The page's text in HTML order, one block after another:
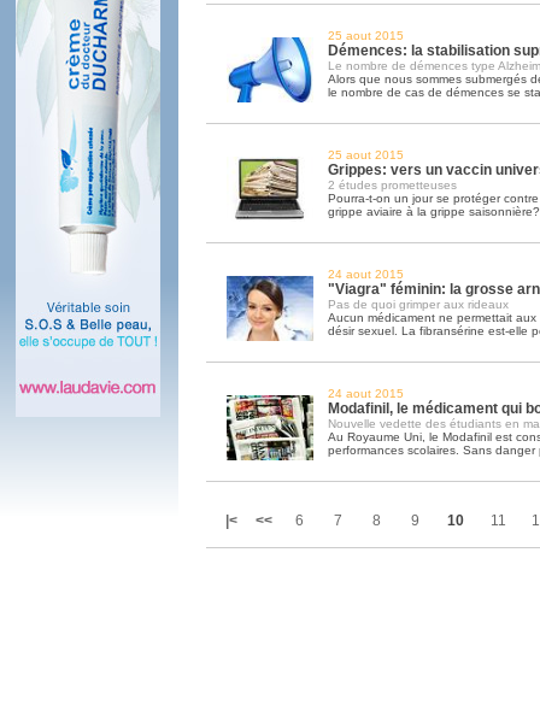
25 aout 2015
Démences: la stabilisation
Le nombre de démences type
Alors que nous sommes submergés
le nombre de cas de démences se
25 aout 2015
Grippes: vers un vaccin
2 études prometteuses
Pourra-t-on un jour se protéger
grippe aviaire à la grippe
24 aout 2015
"Viagra" féminin: la grosse
Pas de quoi grimper aux rideaux
Aucun médicament ne permettait
désir sexuel. La fibransérine est-elle
24 aout 2015
Modafinil, le médicament qui
Nouvelle vedette des étudiants en
Au Royaume Uni, le Modafinil est
performances scolaires. Sans danger
|< << 6 7 8 9 10 11